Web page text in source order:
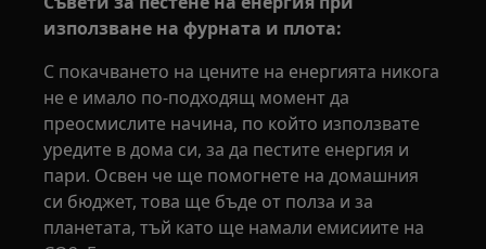
използване на фурната и плота:
С покачването на цените на енергията никога
не е имало по-подходящ момент да
преосмислите начина, по който използвате
уредите в дома си, за да пестите енергия и
пари. Освен че ще помогнете на домашния
си бюджет, това ще бъде от полза и за
планетата, тъй като ще намали емисиите на